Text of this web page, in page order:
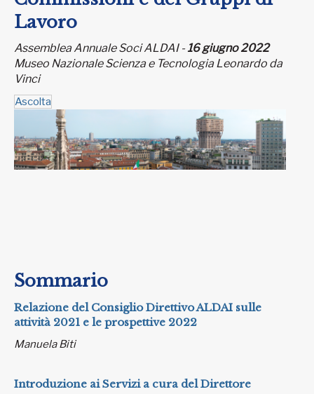
Lavoro
Assemblea Annuale Soci ALDAI -16 giugno 2022
Museo Nazionale Scienza e Tecnologia Leonardo da
Vinci
Ascolta
Sommario
Relazione del Consiglio Direttivo ALDAI sulle
attività 2021 e le prospettive 2022
Manuela Biti
Introduzione ai Servizi a cura del Direttore